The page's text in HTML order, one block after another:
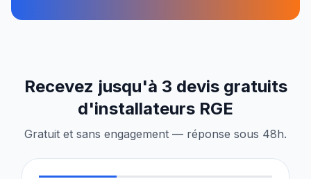
Recevez jusqu'à 3 devis gratuits
d'installateurs RGE
Gratuit et sans engagement — réponse sous 48h.